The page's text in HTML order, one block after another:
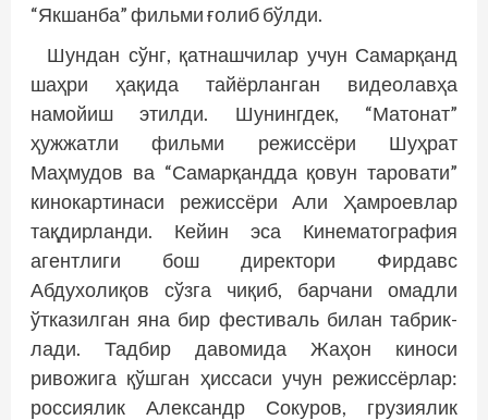
“Якшанба” фильми ғолиб бўлди.
Шундан сўнг, қатнашчилар учун Самарқанд
шаҳри ҳақида тайёрланган видеолавҳа
намойиш этилди. Шунингдек, “Матонат”
ҳужжатли фильми режиссёри Шуҳрат
Маҳмудов ва “Самарқандда қовун таровати”
кинокартинаси режиссёри Али Ҳамроевлар
тақдирланди. Кейин эса Кинематография
агентлиги бош директори Фирдавс
Абдухолиқов сўзга чиқиб, барчани омадли
ўтказилган яна бир фестиваль билан табрик­
лади. Тадбир давомида Жаҳон киноси
ривожига қўшган ҳиссаси учун режиссёрлар:
россиялик Александр Сокуров, грузиялик